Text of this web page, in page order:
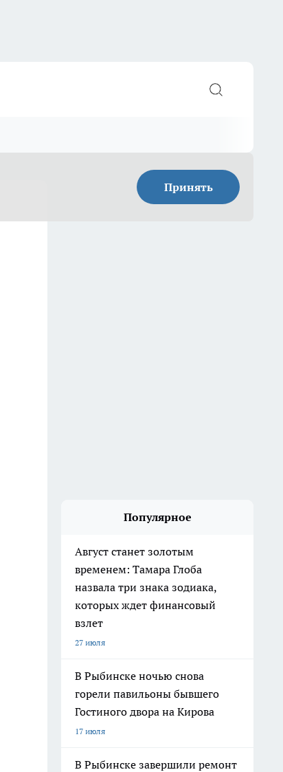
Принять
Популярное
Август станет золотым
временем: Тамара Глоба
назвала три знака зодиака,
которых ждет финансовый
взлет
27 июля
В Рыбинске ночью снова
горели павильоны бывшего
Гостиного двора на Кирова
17 июля
В Рыбинске завершили ремонт